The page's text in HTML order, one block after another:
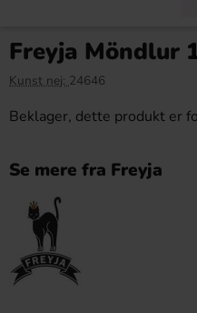
Freyja Möndlur
Kunst nej: 24646
Beklager, dette produkt er
Se mere fra Freyja